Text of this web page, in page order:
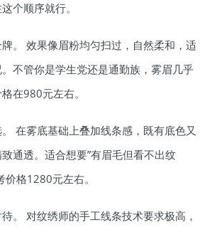
个顺序就行。
。 效果像眉粉均匀扫过，自然柔和，适
不管你是学生党还是通勤族，雾眉几乎
在980元左右。
在雾底基础上叠加线条感，既有底色又
通透。适合想要”有眉毛但看不出纹
格1280元左右。
。 对纹绣师的手工线条技术要求极高，